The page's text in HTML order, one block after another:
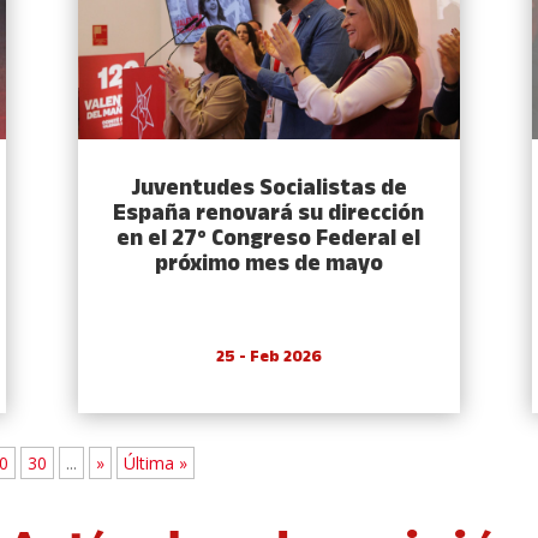
Juventudes Socialistas de
España renovará su dirección
en el 27º Congreso Federal el
próximo mes de mayo
25 - Feb 2026
30 ... » Última »